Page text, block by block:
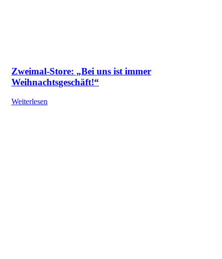
Zweimal-Store: „Bei uns ist immer
Weihnachtsgeschäft!“
Weiterlesen